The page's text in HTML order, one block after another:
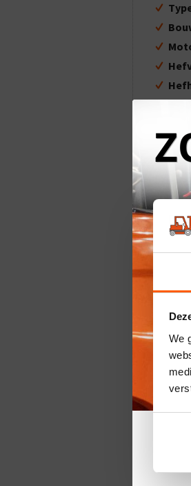
We
Naam*
E-mail*
Bericht